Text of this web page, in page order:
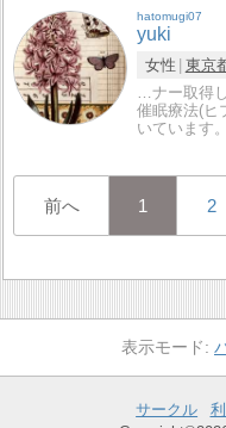
hatomugi07
yuki
女性 東京
…ナー取得
催眠療法(ヒ
いています
前へ 1 2
サークル